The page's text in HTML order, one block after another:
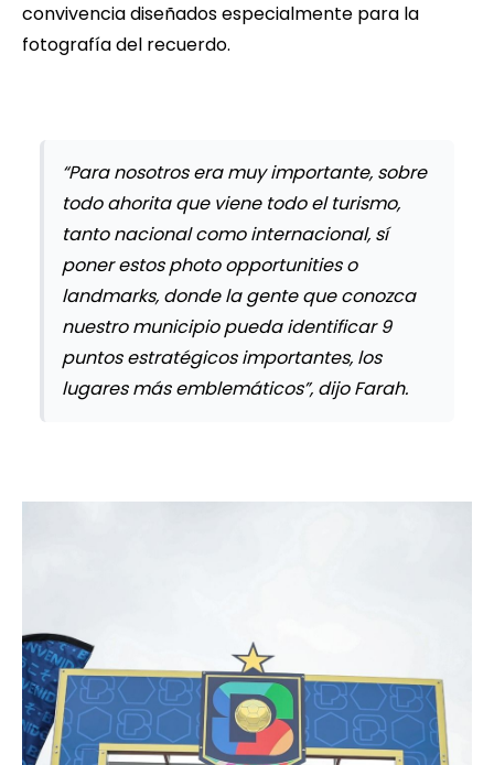
convivencia diseñados especialmente para la
fotografía del recuerdo.
“Para nosotros era muy importante, sobre
todo ahorita que viene todo el turismo,
tanto nacional como internacional, sí
poner estos photo opportunities o
landmarks, donde la gente que conozca
nuestro municipio pueda identificar 9
puntos estratégicos importantes, los
lugares más emblemáticos”, dijo Farah.